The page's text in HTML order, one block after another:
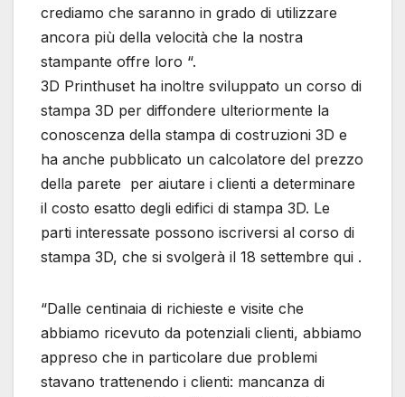
crediamo che saranno in grado di utilizzare
ancora più della velocità che la nostra
stampante offre loro “.
3D Printhuset ha inoltre sviluppato un corso di
stampa 3D per diffondere ulteriormente la
conoscenza della stampa di costruzioni 3D e
ha anche pubblicato un calcolatore del prezzo
della parete per aiutare i clienti a determinare
il costo esatto degli edifici di stampa 3D. Le
parti interessate possono iscriversi al corso di
stampa 3D, che si svolgerà il 18 settembre qui .
“Dalle centinaia di richieste e visite che
abbiamo ricevuto da potenziali clienti, abbiamo
appreso che in particolare due problemi
stavano trattenendo i clienti: mancanza di